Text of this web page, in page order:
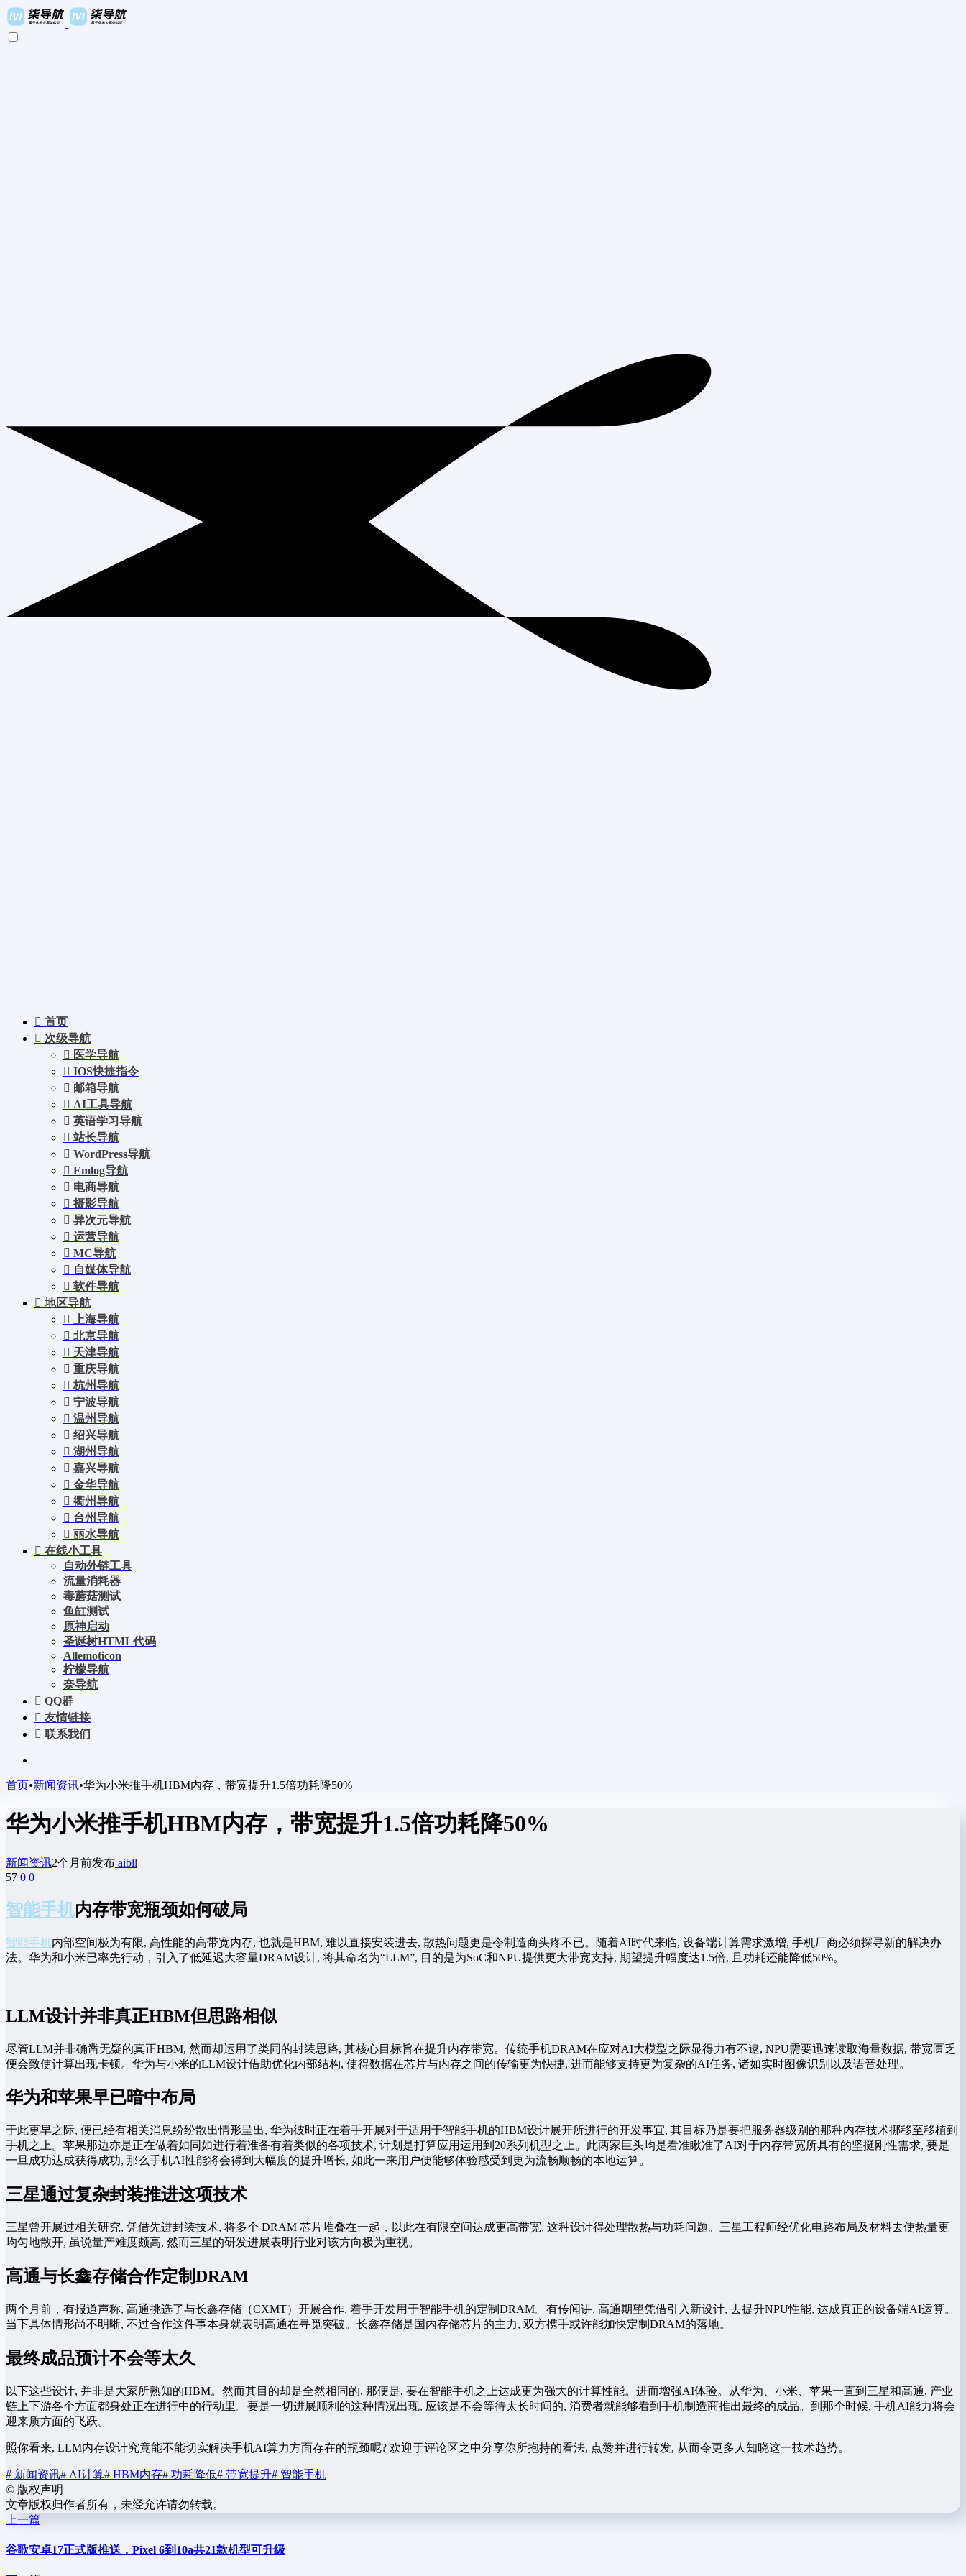
首页
次级导航
医学导航
IOS快捷指令
邮箱导航
AI工具导航
英语学习导航
站长导航
WordPress导航
Emlog导航
电商导航
摄影导航
异次元导航
运营导航
MC导航
自媒体导航
软件导航
地区导航
上海导航
北京导航
天津导航
重庆导航
杭州导航
宁波导航
温州导航
绍兴导航
湖州导航
嘉兴导航
金华导航
衢州导航
台州导航
丽水导航
在线小工具
自动外链工具
流量消耗器
毒蘑菇测试
鱼缸测试
原神启动
圣诞树HTML代码
Allemoticon
柠檬导航
奈导航
QQ群
友情链接
联系我们
首页•新闻资讯•华为小米推手机HBM内存，带宽提升1.5倍功耗降50%
华为小米推手机HBM内存，带宽提升1.5倍功耗降50%
新闻资讯2个月前发布 aibll
57 0 0
智能手机内存带宽瓶颈如何破局
智能手机内部空间极为有限, 高性能的高带宽内存, 也就是HBM, 难以直接安装进去, 散热问题更是令制造商头疼不已。随着AI时代来临, 设备端计算需求激增, 手机厂商必须探寻新的解决办
法。华为和小米已率先行动，引入了低延迟大容量DRAM设计, 将其命名为“LLM”, 目的是为SoC和NPU提供更大带宽支持, 期望提升幅度达1.5倍, 且功耗还能降低50%。
LLM设计并非真正HBM但思路相似
尽管LLM并非确凿无疑的真正HBM, 然而却运用了类同的封装思路, 其核心目标旨在提升内存带宽。传统手机DRAM在应对AI大模型之际显得力有不逮, NPU需要迅速读取海量数据, 带宽匮乏
便会致使计算出现卡顿。华为与小米的LLM设计借助优化内部结构, 使得数据在芯片与内存之间的传输更为快捷, 进而能够支持更为复杂的AI任务, 诸如实时图像识别以及语音处理。
华为和苹果早已暗中布局
于此更早之际, 便已经有相关消息纷纷散出情形呈出, 华为彼时正在着手开展对于适用于智能手机的HBM设计展开所进行的开发事宜, 其目标乃是要把服务器级别的那种内存技术挪移至移植到
手机之上。苹果那边亦是正在做着如同如进行着准备有着类似的各项技术, 计划是打算应用运用到20系列机型之上。此两家巨头均是看准瞅准了AI对于内存带宽所具有的坚挺刚性需求, 要是
一旦成功达成获得成功, 那么手机AI性能将会得到大幅度的提升增长, 如此一来用户便能够体验感受到更为流畅顺畅的本地运算。
三星通过复杂封装推进这项技术
三星曾开展过相关研究, 凭借先进封装技术, 将多个 DRAM 芯片堆叠在一起，以此在有限空间达成更高带宽, 这种设计得处理散热与功耗问题。三星工程师经优化电路布局及材料去使热量更
均匀地散开, 虽说量产难度颇高, 然而三星的研发进展表明行业对该方向极为重视。
高通与长鑫存储合作定制DRAM
两个月前，有报道声称, 高通挑选了与长鑫存储（CXMT）开展合作, 着手开发用于智能手机的定制DRAM。有传闻讲, 高通期望凭借引入新设计, 去提升NPU性能, 达成真正的设备端AI运算。
当下具体情形尚不明晰, 不过合作这件事本身就表明高通在寻觅突破。长鑫存储是国内存储芯片的主力, 双方携手或许能加快定制DRAM的落地。
最终成品预计不会等太久
以下这些设计, 并非是大家所熟知的HBM。然而其目的却是全然相同的, 那便是, 要在智能手机之上达成更为强大的计算性能。进而增强AI体验。从华为、小米、苹果一直到三星和高通, 产业
链上下游各个方面都身处正在进行中的行动里。要是一切进展顺利的这种情况出现, 应该是不会等待太长时间的, 消费者就能够看到手机制造商推出最终的成品。到那个时候, 手机AI能力将会
迎来质方面的飞跃。
照你看来, LLM内存设计究竟能不能切实解决手机AI算力方面存在的瓶颈呢? 欢迎于评论区之中分享你所抱持的看法, 点赞并进行转发, 从而令更多人知晓这一技术趋势。
# 新闻资讯# AI计算# HBM内存# 功耗降低# 带宽提升# 智能手机
© 版权声明
文章版权归作者所有，未经允许请勿转载。
上一篇
谷歌安卓17正式版推送，Pixel 6到10a共21款机型可升级